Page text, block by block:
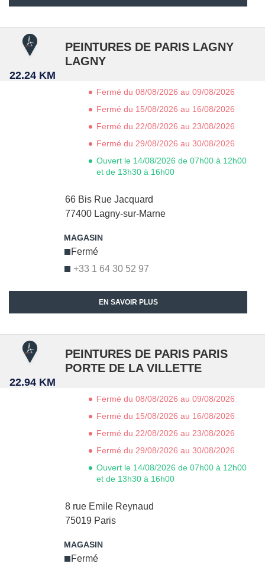
22.24 KM
PEINTURES DE PARIS LAGNY
LAGNY
66 Bis Rue Jacquard
77400 Lagny-sur-Marne
+33 1 64 30 52 97
Fermé
Fermé du 08/08/2026 au 09/08/2026
Fermé du 15/08/2026 au 16/08/2026
Fermé du 22/08/2026 au 23/08/2026
Fermé du 29/08/2026 au 30/08/2026
Ouvert le 14/08/2026 de 07h00 à 12h00
et de 13h30 à 16h00
EN SAVOIR PLUS
22.94 KM
PEINTURES DE PARIS PARIS
PORTE DE LA VILLETTE
8 rue Emile Reynaud
75019 Paris
Fermé
Fermé du 08/08/2026 au 09/08/2026
Fermé du 15/08/2026 au 16/08/2026
Fermé du 22/08/2026 au 23/08/2026
Fermé du 29/08/2026 au 30/08/2026
Ouvert le 14/08/2026 de 07h00 à 12h00
et de 13h30 à 16h00